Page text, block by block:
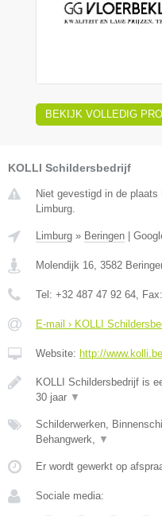
BEKIJK VOLLEDIG
KOLLI Schildersbedrijf
Niet gevestigd in de
Limburg.
Limburg » Beringen
Molendijk 16, 3582
Tel: +32 487 47 92 64, Fax:
E-mail › KOLLI
Website: http://www.kolli.be
KOLLI Schildersbedrijf is
30 jaar ▼
Schilderwerken,
Behangwerk, ▼
Er wordt gewerkt op
Sociale media: